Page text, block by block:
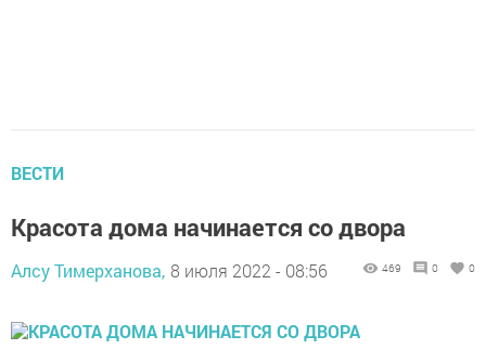
ВЕСТИ
Красота дома начинается со двора
Алсу Тимерханова, 8 июля 2022 - 08:56 469 0 0